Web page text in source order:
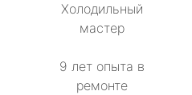
Холодильный
мастер
9 лет опыта в
ремонте